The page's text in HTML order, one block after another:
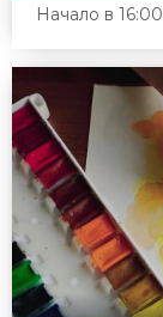
Начало в 16:00